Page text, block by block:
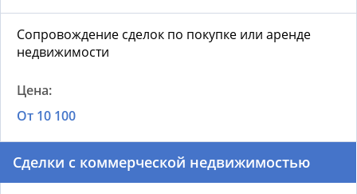
Сопровождение сделок по покупке или аренде
недвижимости
От 10 100
Сделки с коммерческой недвижимостью